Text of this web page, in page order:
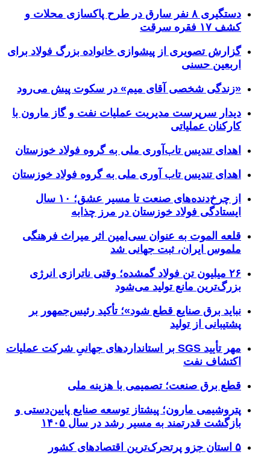
دستگیری ۸ نفر سارق در طرح پاکسازی محلات و
کشف ۱۷ فقره سرقت
گزارش تصویری از پیشوازی خانواده بزرگ فولاد برای
اربعین حسنی
«زندگی شخصی آقای میم» در سکوت پیش می‌رود
دیدار سرپرست مدیریت عملیات نفت و گاز مارون با
کارکنان عملیاتی
اهدای تندیس تاب‌آوری ملی به گروه فولاد خوزستان
اهدای تندیس تاب آوری ملی به گروه فولاد خوزستان
از چرخ‌دنده‌های صنعت تا مسیر عشق؛ ۱۰ سال
ایستادگی فولاد خوزستان در مرز چذابه
قلعه الموت به عنوان سی‌امین اثر میراث‌ فرهنگی
ملموس ایران، ثبت جهانی شد
۲۶ میلیون تن فولاد گمشده؛ وقتی ناترازی انرژی
بزرگ‌ترین مانع تولید می‌شود
نباید برق صنایع قطع شود»؛ تأکید رئیس‌جمهور بر
پشتیبانی از تولید
مهر تأیید SGS بر استانداردهای جهانیِ شرکت عملیات
اکتشاف نفت
قطع برق صنعت؛ تصمیمی با هزینه ملی
پتروشیمی مارون؛ پیشتاز توسعه صنایع پایین‌دستی و
بازگشت قدرتمند به مسیر رشد در سال ۱۴۰۵
۵ استان جزو پرتحرک‌ترین اقتصاد‌های کشور